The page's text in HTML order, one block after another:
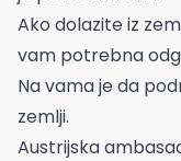
Ako dolazite iz
vam potrebna
Na vama je da
zemlji.
Austrijska